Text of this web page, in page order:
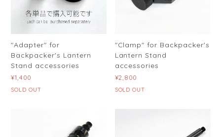
"Adapter" for
Backpacker's Lantern
Stand accessories
¥1,400
SOLD OUT
"Clamp" for Backpacker's
Lantern Stand
accessories
¥2,800
SOLD OUT